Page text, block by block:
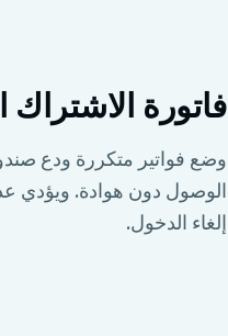
فاتورة الاشتراك
وضع فواتير متكررة ودع
الوصول دون هوادة. ويؤدي
إلغاء الدخول.